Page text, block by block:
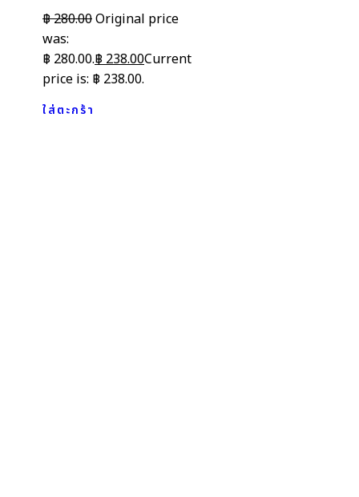
฿280.00Original price
was:
฿ 280.00.฿238.00Current
price is: ฿ 238.00.
ใส่ตะกร้า